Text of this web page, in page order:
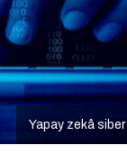
Yapay zekâ